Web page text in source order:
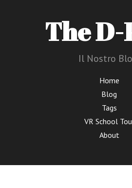
The D-
Il Nostro
Home
Blog
Tags
VR School
About